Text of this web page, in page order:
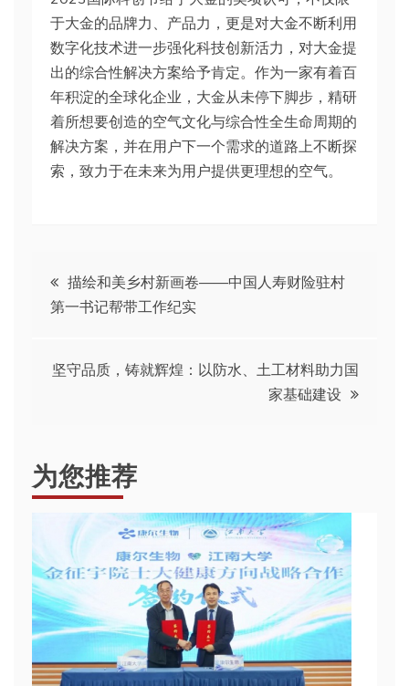
于大金的品牌力、产品力，更是对大金不断利用
数字化技术进一步强化科技创新活力，对大金提
出的综合性解决方案给予肯定。作为一家有着百
年积淀的全球化企业，大金从未停下脚步，精研
着所想要创造的空气文化与综合性全生命周期的
解决方案，并在用户下一个需求的道路上不断探
索，致力于在未来为用户提供更理想的空气。
文
章
导
描绘和美乡村新画卷——中国人寿财险驻村
第一书记帮带工作纪实
坚守品质，铸就辉煌：以防水、土工材料助力国
家基础建设
为您推荐